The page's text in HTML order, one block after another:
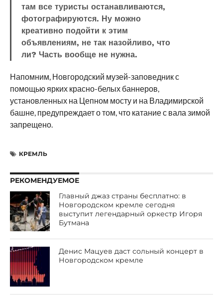
там все туристы останавливаются,
фотографируются. Ну можно
креативно подойти к этим
объявлениям, не так назойливо, что
ли? Часть вообще не нужна.
Напомним, Новгородский музей-заповедник с
помощью ярких красно-белых баннеров,
установленных на Цепном мосту и на Владимирской
башне, предупреждает о том, что катание с вала зимой
запрещено.
КРЕМЛЬ
РЕКОМЕНДУЕМОЕ
Главный джаз страны бесплатно: в
Новгородском кремле сегодня
выступит легендарный оркестр Игоря
Бутмана
Денис Мацуев даст сольный концерт в
Новгородском кремле